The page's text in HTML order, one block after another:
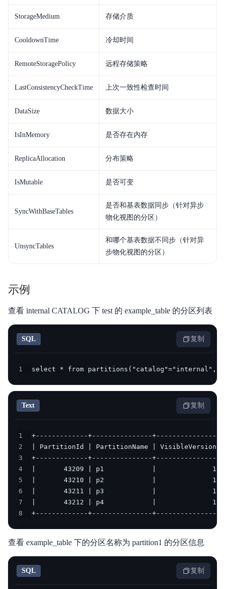
StorageMedium 存储介质
CooldownTime 冷却时间
RemoteStoragePolicy 远程存储策略
LastConsistencyCheckTime 上次一致性检查时间
DataSize 数据大小
IsInMemory 是否存在内存
ReplicaAllocation 分布策略
IsMutable 是否可变
SyncWithBaseTables
是否和基表数据同步（针对异步
物化视图的分区）
UnsyncTables
和哪个基表数据不同步（针对异
步物化视图的分区）
示例
查看 internal CATALOG 下 test 的 example_table 的分区列表
SQL 复制
1 select * from
Text 复制
1
2
3
4
5
6
7
8
+-------------+---------------
查看 example_table 下的分区名称为 partition1 的分区信息
SQL 复制